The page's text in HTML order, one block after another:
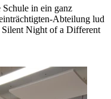
in ein ganz
Abteilung lud
Night of a Different